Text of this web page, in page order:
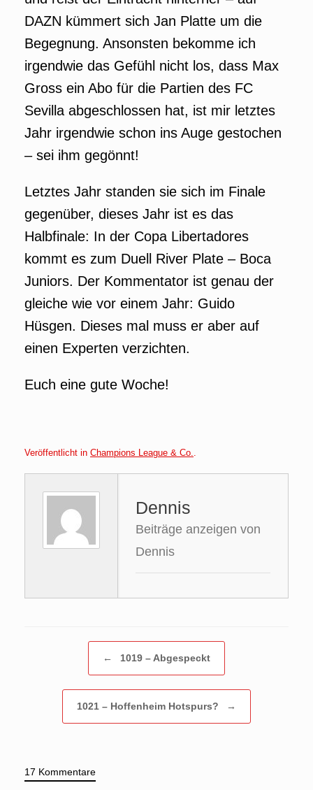
DAZN kümmert sich Jan Platte um die
Begegnung. Ansonsten bekomme ich
irgendwie das Gefühl nicht los, dass Max
Gross ein Abo für die Partien des FC
Sevilla abgeschlossen hat, ist mir letztes
Jahr irgendwie schon ins Auge gestochen
– sei ihm gegönnt!
Letztes Jahr standen sie sich im Finale
gegenüber, dieses Jahr ist es das
Halbfinale: In der Copa Libertadores
kommt es zum Duell River Plate – Boca
Juniors. Der Kommentator ist genau der
gleiche wie vor einem Jahr: Guido
Hüsgen. Dieses mal muss er aber auf
einen Experten verzichten.
Euch eine gute Woche!
Veröffentlicht in Champions League & Co.
Dennis
Beiträge anzeigen von
Dennis
← 1019 – Abgespeckt
1021 – Hoffenheim Hotspurs? →
17 Kommentare